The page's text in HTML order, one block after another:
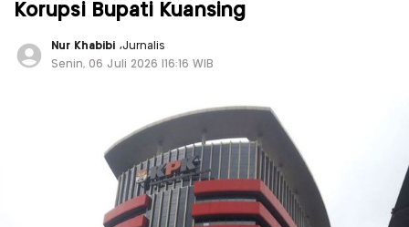
Korupsi Bupati Kuansing
Nur Khabibi ,Jurnalis
Senin, 06 Juli 2026 |16:16 WIB